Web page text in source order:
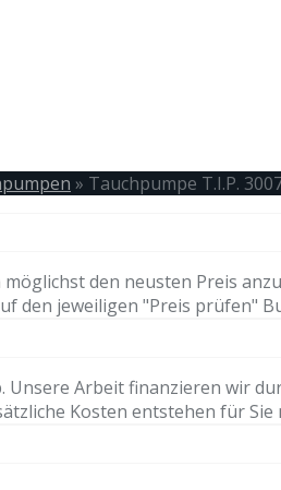
» Tauchpumpe T.I.P.
den neusten Preis
den jeweiligen "Preis prüfen"
Arbeit finanzieren wir
Kosten entstehen für Sie